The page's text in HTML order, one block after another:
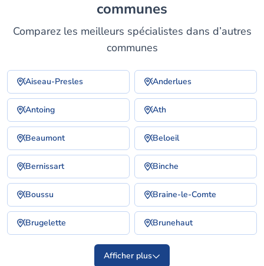
communes
Comparez les meilleurs spécialistes dans d’autres
communes
Aiseau-Presles Anderlues
Antoing Ath
Beaumont Beloeil
Bernissart Binche
Boussu Braine-le-Comte
Brugelette Brunehaut
Afficher plus